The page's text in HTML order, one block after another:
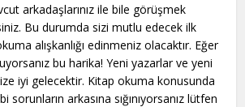
arkadaşlarınız ile bile görüşmek
Bu durumda sizi mutlu edecek ilk
alışkanlığı edinmeniz olacaktır. Eğer
bu harika! Yeni yazarlar ve yeni
iyi gelecektir. Kitap okuma konusunda
sorunların arkasına sığınıyorsanız lütfen